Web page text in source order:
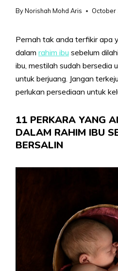
ByNorishah Mohd Aris October
Pernah tak anda terfikir apa
dalam rahim ibu sebelum
ibu, mestilah sudah bersedia
untuk berjuang. Jangan
perlukan persediaan untuk
11 PERKARA YANG
DALAM RAHIM IBU
BERSALIN